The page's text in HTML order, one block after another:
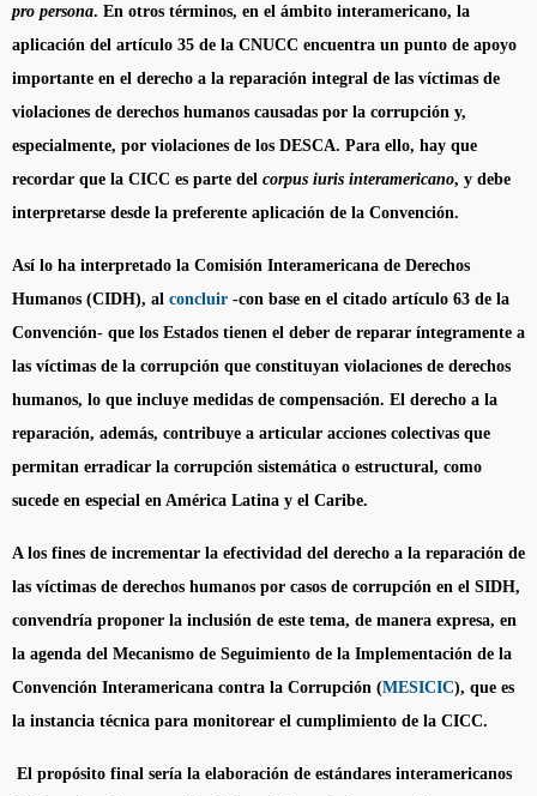
pro persona. En otros términos, en el ámbito interamericano, la
aplicación del artículo 35 de la CNUCC encuentra un punto de apoyo
importante en el derecho a la reparación integral de las víctimas de
violaciones de derechos humanos causadas por la corrupción y,
especialmente, por violaciones de los DESCA. Para ello, hay que
recordar que la CICC es parte del corpus iuris interamericano, y debe
interpretarse desde la preferente aplicación de la Convención.
Así lo ha interpretado la Comisión Interamericana de Derechos
Humanos (CIDH), al concluir -con base en el citado artículo 63 de la
Convención- que los Estados tienen el deber de reparar íntegramente a
las víctimas de la corrupción que constituyan violaciones de derechos
humanos, lo que incluye medidas de compensación. El derecho a la
reparación, además, contribuye a articular acciones colectivas que
permitan erradicar la corrupción sistemática o estructural, como
sucede en especial en América Latina y el Caribe.
A los fines de incrementar la efectividad del derecho a la reparación de
las víctimas de derechos humanos por casos de corrupción en el SIDH,
convendría proponer la inclusión de este tema, de manera expresa, en
la agenda del Mecanismo de Seguimiento de la Implementación de la
Convención Interamericana contra la Corrupción (MESICIC), que es
la instancia técnica para monitorear el cumplimiento de la CICC.
El propósito final sería la elaboración de estándares interamericanos